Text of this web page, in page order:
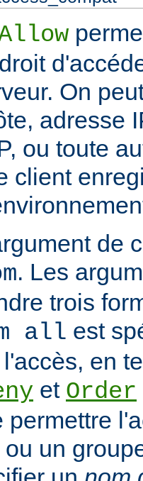
On
adresse
ou toute
client
de
. Les
trois
all est
en
et Order
permettre
un